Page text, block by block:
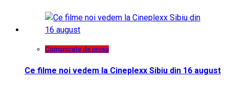
Comunicate de presa
Ce filme noi vedem la Cineplexx Sibiu din 16 august